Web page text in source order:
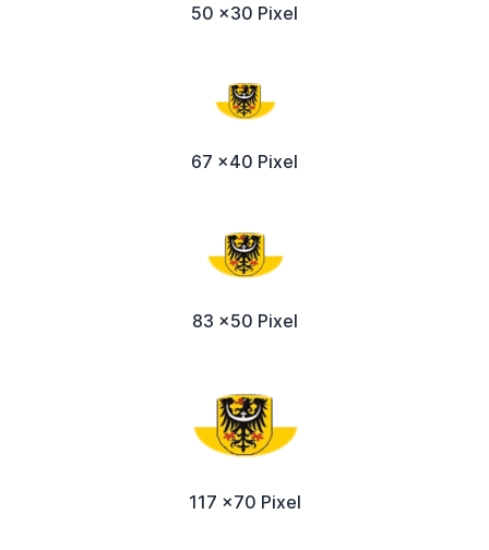
50 x30 Pixel
67 x40 Pixel
83 x50 Pixel
117 x70 Pixel